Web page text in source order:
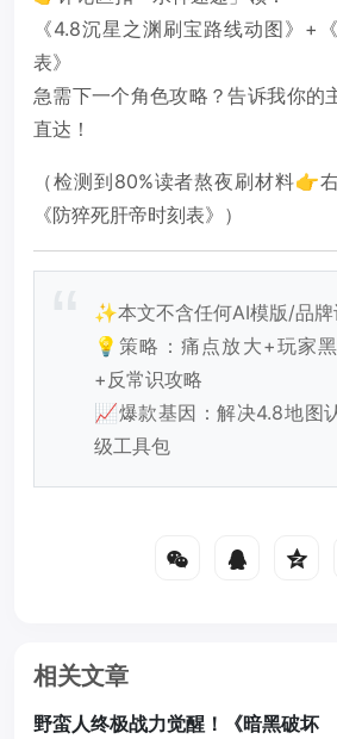
《4.8沉星之渊刷宝路线动图》+
表》
急需下一个角色攻略？告诉我你的
直达！
（检测到80%读者熬夜刷材料👉
《防猝死肝帝时刻表》）
✨本文不含任何AI模版/品
💡策略：痛点放大+玩家
+反常识攻略
📈爆款基因：解决4.8地图
级工具包
相关文章
野蛮人终极战力觉醒！《暗黑破坏